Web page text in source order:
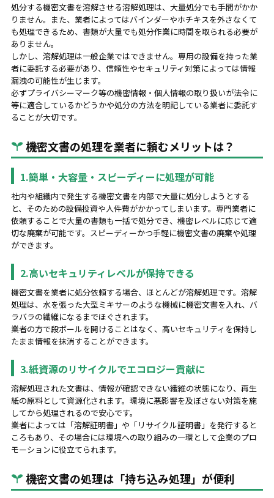
処分する機密文書を溶解させる溶解処理は、大量処分でも手間がかか
りません。また、業者によってはバインダーやホチキスを外さなくて
も処理できるため、書類が大量でも処分作業に時間を取られる必要が
ありません。
しかし、溶解処理は一般企業ではできません。専用の設備を持った業
者に委託する必要があり、信頼性やセキュリティ対策によっては情報
漏洩の可能性が生じます。
必ずプライバシーマーク等の機密情報・個人情報の取り扱いが法令に
等に適合しているかどうかや処分の方法を明記している業者に委託す
ることが大切です。
機密文書の処理を業者に頼むメリットは？
1.簡単・大容量・スピーディーに処理が可能
社内や組織内で発生する機密文書を内部で大量に処分しようとする
と、そのための設備投資や人件費がかかってしまいます。専門業者に
依頼することで大量の書類も一括で処分でき、機密レベルに応じて適
切な廃棄が可能です。スピーディーかつ手軽に機密文書の廃棄や処理
ができます。
2.高いセキュリティレベルが保持できる
機密文書を業者に処分依頼する場合、ほとんどが溶解処理です。溶解
処理は、水を張った大型ミキサーのような機械に機密文書を入れ、バ
ラバラの繊維になるまでほぐされます。
業者の方で段ボールを開けることはなく、高いセキュリティを保持し
たまま情報を抹消することができます。
3.紙資源のリサイクルでエコロジー貢献に
溶解処理された文書は、情報が確認できない繊維の状態になり、再生
紙の原料として資源化されます。環境に悪影響を及ぼさない対策を施
してから処理されるので安心です。
業者によっては「溶解証明書」や「リサイクル証明書」を発行すると
ころもあり、その場合には環境への取り組みの一環として企業のプロ
モーションに役立てられます。
機密文書の処理は「持ち込み処理」が便利